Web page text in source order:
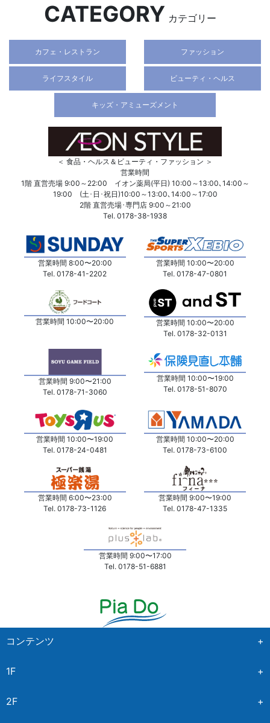
CATEGORY カテゴリー
カフェ・レストラン ファッション
ライフスタイル ビューティ・ヘルス
キッズ・アミューズメント
＜ 食品・ヘルス＆ビューティ・ファッション ＞
営業時間
1階 直営売場 9:00～22:00 イオン薬局(平日) 10:00～13:00､14:00～
19:00 (土･日･祝日)10:00～13:00､14:00～17:00
2階 直営売場･専門店 9:00～21:00
Tel. 0178-38-1938
営業時間 8:00〜20:00
Tel. 0178-41-2202
営業時間 10:00〜20:00
Tel. 0178-47-0801
営業時間 10:00〜20:00
営業時間 10:00〜20:00
Tel. 0178-32-0131
営業時間 9:00〜21:00
Tel. 0178-71-3060
営業時間 10:00〜19:00
Tel. 0178-51-8070
営業時間 10:00〜19:00
Tel. 0178-24-0481
営業時間 10:00〜20:00
Tel. 0178-73-6100
営業時間 6:00〜23:00
Tel. 0178-73-1126
営業時間 9:00〜19:00
Tel. 0178-47-1335
営業時間 9:00〜17:00
Tel. 0178-51-6881
コンテンツ +
ホーム
NEWS&EVENT
1F +
イオンスタイル
2F +